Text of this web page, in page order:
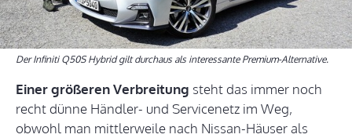
Der Infiniti Q50S Hybrid gilt durchaus als interessante Premium-Alternative.
Einer größeren Verbreitung steht das immer noch
recht dünne Händler- und Servicenetz im Weg,
obwohl man mittlerweile nach Nissan-Häuser als